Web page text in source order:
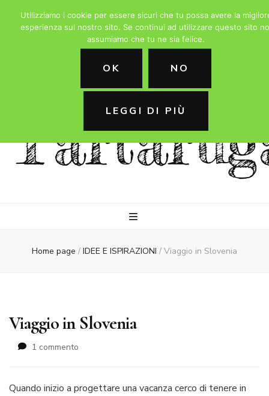
La
Home page / IDEE E ISPIRAZIONI / Viaggio in Slovenia
Viaggio in Slovenia
1 commento
Slovenia
Quando inizio a progettare una vacanza cerco di tenere in
Utilizziamo i cookie per essere sicuri che tu possa avere la
esperienza sul nostro sito. Se continui ad utilizzare questo sito
assumiamo che tu ne sia felice.
OK NO
LEGGI DI PIÙ